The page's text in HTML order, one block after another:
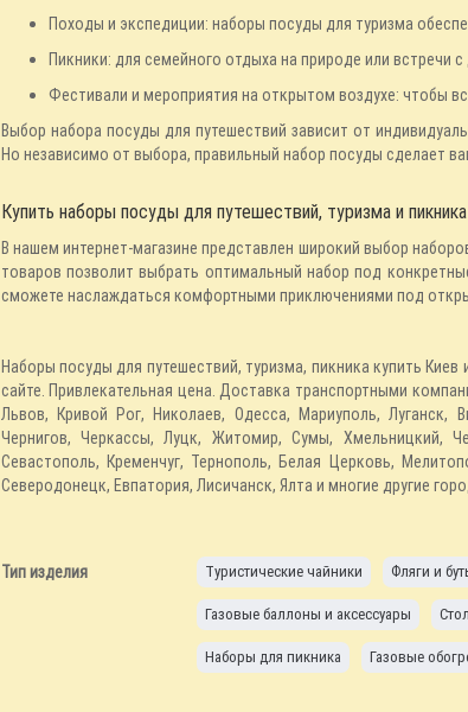
Походы и экспедиции: наборы посуды для туризма
Пикники: для семейного отдыха на природе или встречи
Фестивали и мероприятия на открытом воздухе: чтобы
Выбор набора посуды для путешествий зависит от
Но независимо от выбора, правильный набор посуды сделает
Купить наборы посуды для путешествий, туризма и
В нашем интернет-магазине представлен широкий выбор
товаров позволит выбрать оптимальный набор под
сможете наслаждаться комфортными приключениями под
Наборы посуды для путешествий, туризма, пикника купить
сайте. Привлекательная цена. Доставка транспортными
Львов, Кривой Рог, Николаев, Одесса, Мариуполь, Луганск,
Чернигов, Черкассы, Луцк, Житомир, Сумы, Хмельницкий,
Севастополь, Кременчуг, Тернополь, Белая Церковь,
Северодонецк, Евпатория, Лисичанск, Ялта и многие другие
Тип изделия Туристические чайники Фляги и
Газовые баллоны и аксессуары
Наборы для пикника Газовые